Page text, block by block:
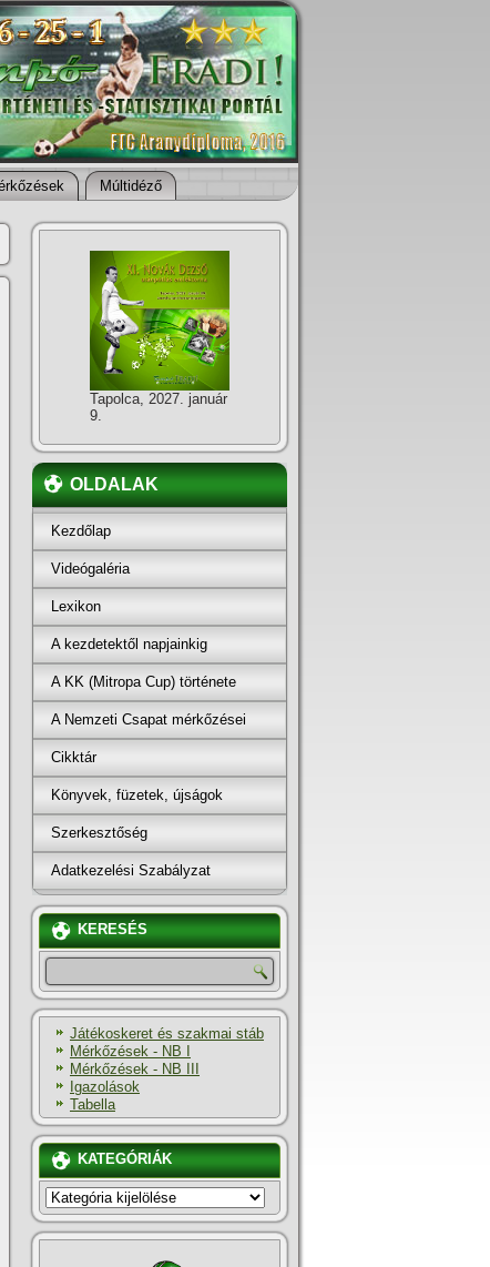
Múltidéző
Tapolca, 2027. január
9.
OLDALAK
Kezdőlap
Videógaléria
Lexikon
A kezdetektől napjainkig
A KK (Mitropa Cup) története
A Nemzeti Csapat mérkőzései
Cikktár
Könyvek, füzetek, újságok
Szerkesztőség
Adatkezelési Szabályzat
KERESÉS
Játékoskeret és szakmai stáb
Mérkőzések - NB I
Mérkőzések - NB III
Igazolások
Tabella
KATEGÓRIÁK
KATEGÓRIÁK